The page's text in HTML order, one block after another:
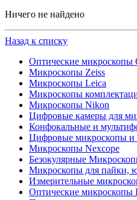
Ничего не найдено
Назад к списку
Оптические микроскопы
Микроскопы Zeiss
Микроскопы Leica
Микроскопы
Микроскопы Nikon
Цифровые камеры для
Конфокальные и
Цифровые микроскопы и
Микроскопы Nexcope
Безокулярные
Микроскопы для пайки,
Измерительные
Оптические микроскопы